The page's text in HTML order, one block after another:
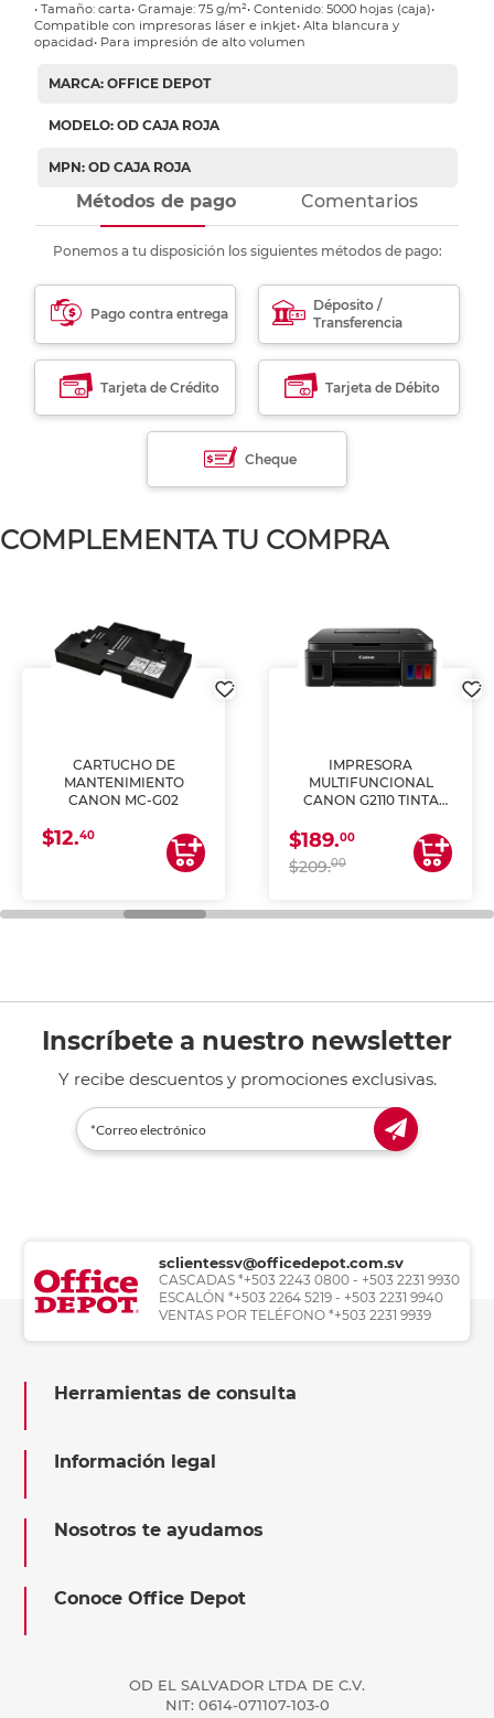
• Tamaño: carta• Gramaje: 75 g/m²• Contenido: 5000 hojas (caja)•
Compatible con impresoras láser e inkjet• Alta blancura y
opacidad• Para impresión de alto volumen
MARCA: OFFICE DEPOT
MODELO: OD CAJA ROJA
MPN: OD CAJA ROJA
Métodos de pago Comentarios
Ponemos a tu disposición los siguientes métodos de pago:
Pago contra entrega
Déposito /
Transferencia
Tarjeta de Crédito Tarjeta de Débito
Cheque
COMPLEMENTA TU COMPRA
CARTUCHO DE
MANTENIMIENTO
CANON MC-G02
$12.40
IMPRESORA
MULTIFUNCIONAL
CANON G2110 TINTA
$189.00
$209.00
Inscríbete a nuestro newsletter
Y recibe descuentos y promociones exclusivas.
sclientessv@officedepot.com.sv
CASCADAS *+503 2243 0800 - +503 2231 9930
ESCALÓN *+503 2264 5219 - +503 2231 9940
VENTAS POR TELÉFONO *+503 2231 9939
Herramientas de consulta
Información legal
Nosotros te ayudamos
Conoce Office Depot
OD EL SALVADOR LTDA DE C.V.
NIT: 0614-071107-103-0